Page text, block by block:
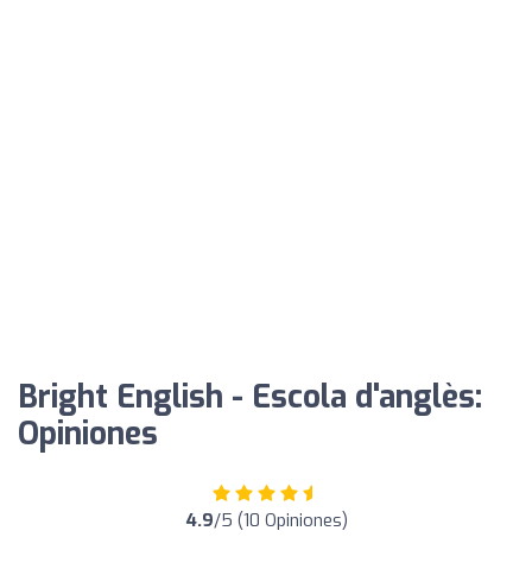
Bright English - Escola d'anglès:
Opiniones
4.9/5 (10 Opiniones)